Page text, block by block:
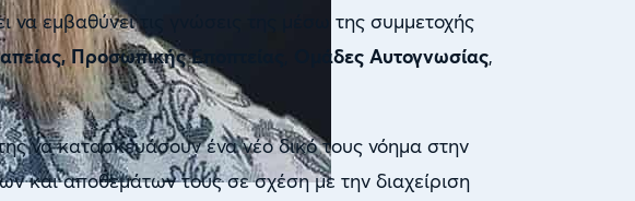
να εμβαθύνει τις γνώσεις της μέσω της συμμετοχής
Προσωπικής Εποπτείας Ομάδες Αυτογνωσίας,
να κατασκευάσουν ένα νέο δικό τους νόημα στην
και αποθεμάτων τους σε σχέση με την διαχείριση